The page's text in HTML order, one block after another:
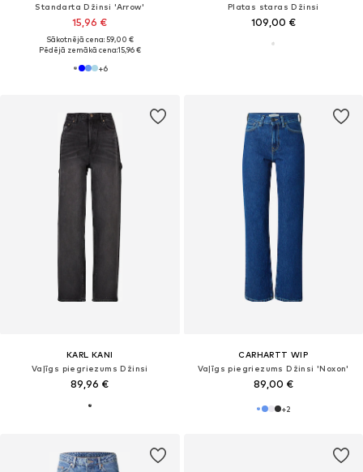
Standarta Džinsi 'Arrow'
15,96 €
Sākotnējā cena: 59,00 €
Pēdējā zemākā cena:15,96 €
+6
Platas staras Džinsi
109,00 €
KARL KANI
Vaļīgs piegriezums Džinsi
89,96 €
CARHARTT WIP
Vaļīgs piegriezums Džinsi 'Noxon'
89,00 €
+2